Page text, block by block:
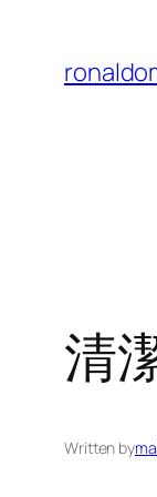
content
清
Written by